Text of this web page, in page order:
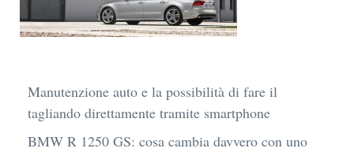
Manutenzione auto e la possibilità di fare il
tagliando direttamente tramite smartphone
BMW R 1250 GS: cosa cambia davvero con uno